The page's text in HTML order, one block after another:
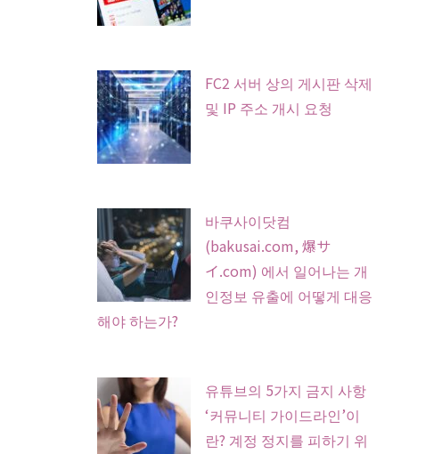
FC2 서버 상의 게시판 삭제
및 IP 주소 개시 요청
바쿠사이닷컴
(bakusai.com, 爆サ
イ.com) 에서 일어나는 개
인정보 유출에 어떻게 대응
해야 하는가?
유튜브의 5가지 금지 사항
‘커뮤니티 가이드라인’이
란? 계정 정지를 피하기 위